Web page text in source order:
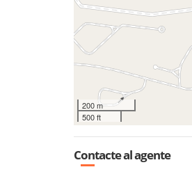
200 m
500 ft
Contacte al agente